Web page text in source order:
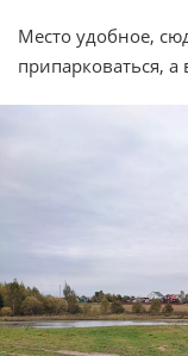
Место удобное,
припарковаться,